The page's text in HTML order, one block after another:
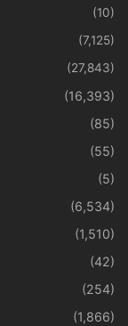
(10)
(7,125)
(27,843)
(16,393)
(85)
(55)
(5)
(6,534)
(1,510)
(42)
(254)
(1,866)